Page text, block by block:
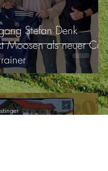
Stefan Denk
Moosen als neuer Co-